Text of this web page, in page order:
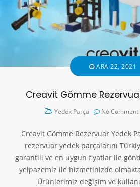
ARA 22, 2021
Creavit Gömme
Yedek Parça No Comment
Creavit Gömme Rezervuar Yedek
rezervuar yedek parçalarını
garantili ve en uygun fiyatlar ile
yelpazemiz ile hizmetinizde
Ürünlerimiz değişim ve